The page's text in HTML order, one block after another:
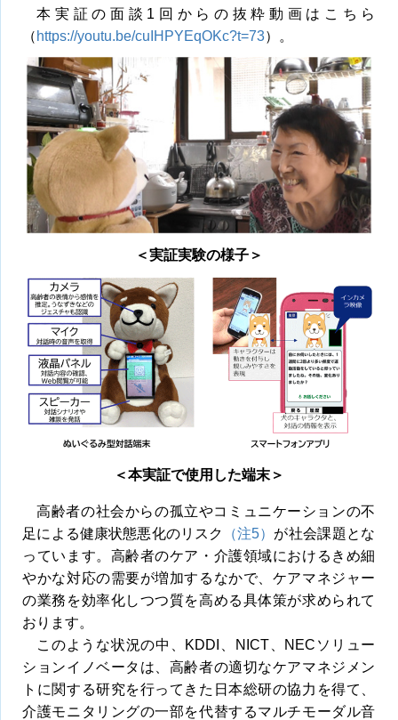
本実証の面談1回からの抜粋動画はこちら
（ https://youtu.be/cuIHPYEqOKc?t=73）。
＜実証実験の様子＞
＜本実証で使用した端末＞
高齢者の社会からの孤立やコミュニケーションの不
足による健康状態悪化のリスク
（注5） が社会課題とな
っています。高齢者のケア・介護領域におけるきめ細
やかな対応の需要が増加するなかで、ケアマネジャー
の業務を効率化しつつ質を高める具体策が求められて
おります。
このような状況の中、KDDI、NICT、NECソリュー
ションイノベータは、高齢者の適切なケアマネジメン
トに関する研究を行ってきた日本総研の協力を得て、
介護モニタリングの一部を代替するマルチモーダル音